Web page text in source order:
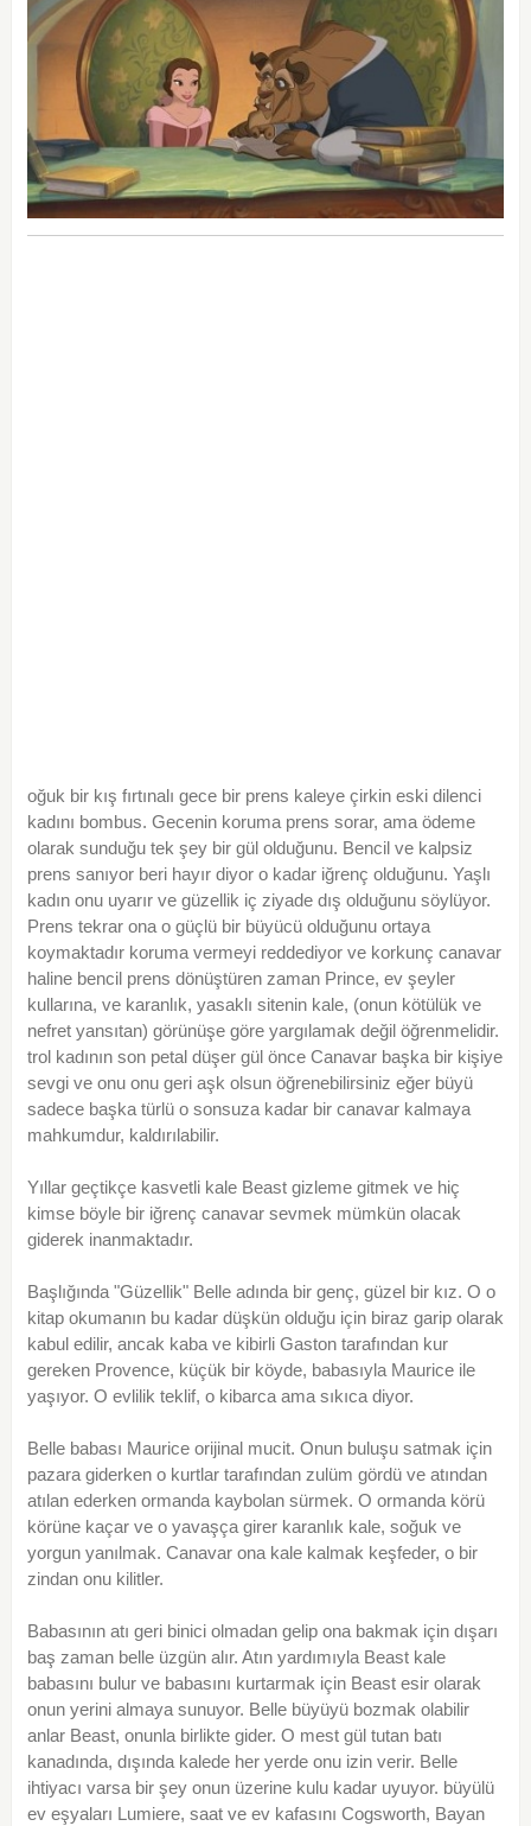
oğuk bir kış fırtınalı gece bir prens kaleye çirkin eski dilenci
kadını bombus. Gecenin koruma prens sorar, ama ödeme
olarak sunduğu tek şey bir gül olduğunu. Bencil ve kalpsiz
prens sanıyor beri hayır diyor o kadar iğrenç olduğunu. Yaşlı
kadın onu uyarır ve güzellik iç ziyade dış olduğunu söylüyor.
Prens tekrar ona o güçlü bir büyücü olduğunu ortaya
koymaktadır koruma vermeyi reddediyor ve korkunç canavar
haline bencil prens dönüştüren zaman Prince, ev şeyler
kullarına, ve karanlık, yasaklı sitenin kale, (onun kötülük ve
nefret yansıtan) görünüşe göre yargılamak değil öğrenmelidir.
trol kadının son petal düşer gül önce Canavar başka bir kişiye
sevgi ve onu onu geri aşk olsun öğrenebilirsiniz eğer büyü
sadece başka türlü o sonsuza kadar bir canavar kalmaya
mahkumdur, kaldırılabilir.
Yıllar geçtikçe kasvetli kale Beast gizleme gitmek ve hiç
kimse böyle bir iğrenç canavar sevmek mümkün olacak
giderek inanmaktadır.
Başlığında "Güzellik" Belle adında bir genç, güzel bir kız. O o
kitap okumanın bu kadar düşkün olduğu için biraz garip olarak
kabul edilir, ancak kaba ve kibirli Gaston tarafından kur
gereken Provence, küçük bir köyde, babasıyla Maurice ile
yaşıyor. O evlilik teklif, o kibarca ama sıkıca diyor.
Belle babası Maurice orijinal mucit. Onun buluşu satmak için
pazara giderken o kurtlar tarafından zulüm gördü ve atından
atılan ederken ormanda kaybolan sürmek. O ormanda körü
körüne kaçar ve o yavaşça girer karanlık kale, soğuk ve
yorgun yanılmak. Canavar ona kale kalmak keşfeder, o bir
zindan onu kilitler.
Babasının atı geri binici olmadan gelip ona bakmak için dışarı
baş zaman belle üzgün alır. Atın yardımıyla Beast kale
babasını bulur ve babasını kurtarmak için Beast esir olarak
onun yerini almaya sunuyor. Belle büyüyü bozmak olabilir
anlar Beast, onunla birlikte gider. O mest gül tutan batı
kanadında, dışında kalede her yerde onu izin verir. Belle
ihtiyacı varsa bir şey onun üzerine kulu kadar uyuyor. büyülü
ev eşyaları Lumiere, saat ve ev kafasını Cogsworth, Bayan